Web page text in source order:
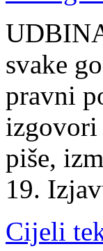
svake
pravni
izgovori
piše,
19.
Cijeli